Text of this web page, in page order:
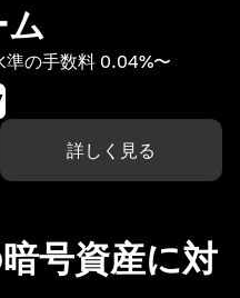
ム
の手数料 0.04%〜
詳しく見る
号資産に対